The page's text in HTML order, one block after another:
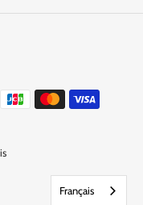
Français